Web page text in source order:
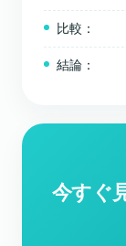
比較：
結論：
今すぐ